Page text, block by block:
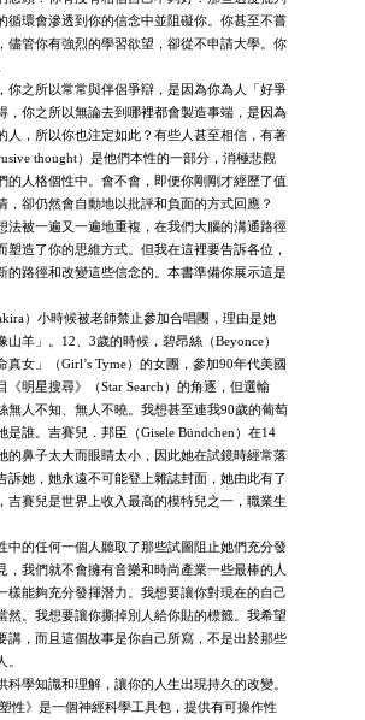
循環會滲透到你的信念中並阻礙你。你甚至不嘗
儘管你有強烈的學習欲望，卻從不申請大學。你
之所以常常與伴侶爭辯，是因為你為人「好爭
，你之所以無論去到哪裡都會製造事端，是因為
人，所以你也注定如此？有些人甚至相信，有著
thought）是他們本性的一部分，消極悲觀
的人格個性中。會不會，即便你剛剛才經歷了值
，卻仍然會自動地以批評和負面的方式回應？
被一遍又一遍地重複，在我們大腦的溝通路徑
塑造了你的思維方式。但我在這裡要告訴各位，
的路徑和改變這些信念的。本書準備你展示這是
）小時候被老師禁止參加合唱團，理由是她
山羊」。12、3歲的時候，碧昂絲（Beyonce）
真女」（Girl’s Tyme）的女團，參加90年代美國
《明星搜尋》（Star Search）的角逐，但選輸
無人不知、無人不曉。我想甚至連我90歲的葡萄
是誰。吉賽兒．邦臣（Gisele Bündchen）在14
的鼻子太大而眼睛太小，因此她在試鏡時經常落
訴她，她永遠不可能登上雜誌封面，她由此有了
吉賽兒是世界上收入最高的模特兒之一，職業生
的任何一個人聽取了那些試圖阻止她們充分發
，我們就不會擁有音樂和時尚產業一些最棒的人
樣能夠充分發揮潛力。我想要讓你對現在的自己
然。我想要讓你撕掉別人給你貼的標籤。我希望
講，而且這個故事是你自己所寫，不是出於那些
。
學知識和理解，讓你的人生出現持久的改變。
塑性》是一個神經科學工具包，提供有可操作性